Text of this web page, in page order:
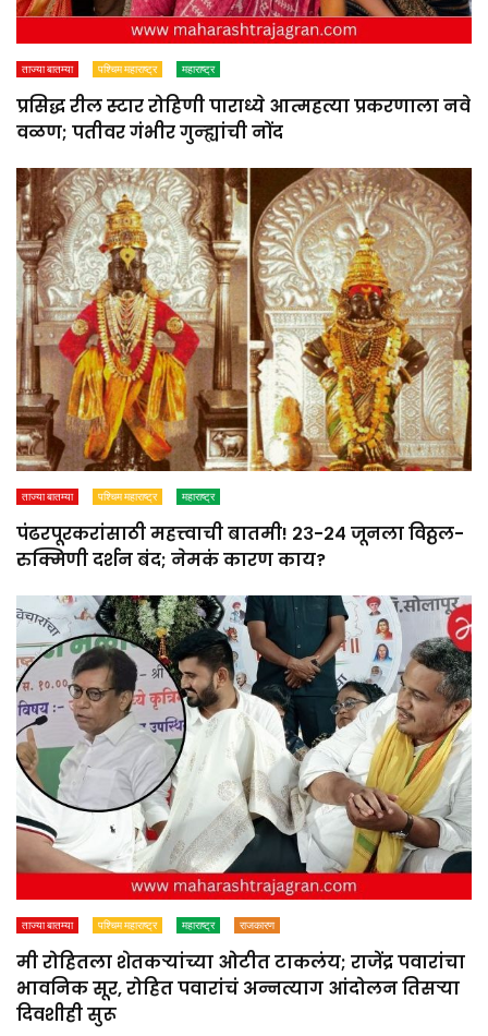
ताज्या बातम्या पश्चिम महाराष्ट्र महाराष्ट्र
प्रसिद्ध रील स्टार रोहिणी पाराध्ये आत्महत्या प्रकरणाला नवे
वळण; पतीवर गंभीर गुन्ह्यांची नोंद
ताज्या बातम्या पश्चिम महाराष्ट्र महाराष्ट्र
पंढरपूरकरांसाठी महत्त्वाची बातमी! २३-२४ जूनला विठ्ठल-
रुक्मिणी दर्शन बंद; नेमकं कारण काय?
ताज्या बातम्या पश्चिम महाराष्ट्र महाराष्ट्र राजकारण
मी रोहितला शेतकऱ्यांच्या ओटीत टाकलंय; राजेंद्र पवारांचा
भावनिक सूर, रोहित पवारांचं अन्नत्याग आंदोलन तिसऱ्या
दिवशीही सुरू